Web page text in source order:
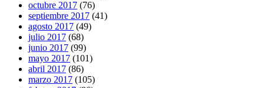
octubre 2017 (76)
septiembre 2017 (41)
agosto 2017 (49)
julio 2017 (68)
junio 2017 (99)
mayo 2017 (101)
abril 2017 (86)
marzo 2017 (105)